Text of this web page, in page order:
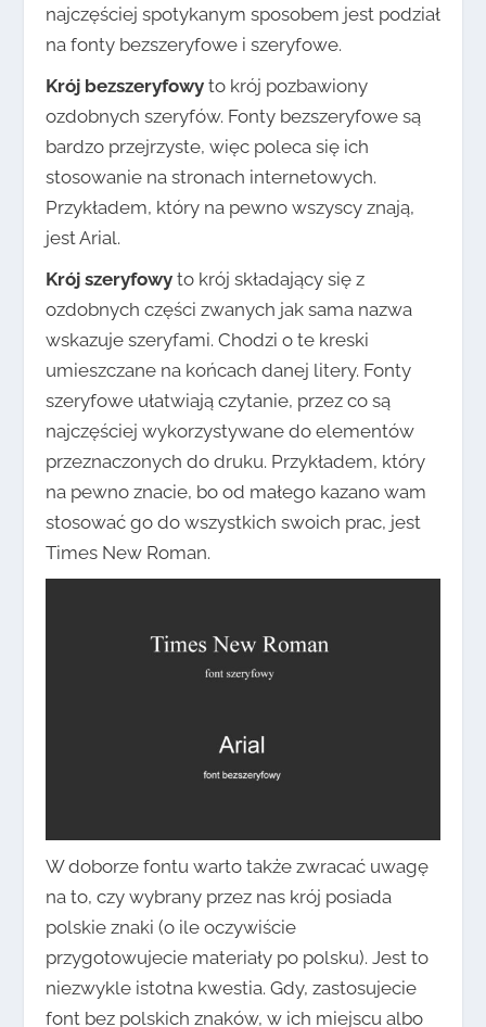
najczęściej spotykanym sposobem jest podział
na fonty bezszeryfowe i szeryfowe.
Krój bezszeryfowy to krój pozbawiony
ozdobnych szeryfów. Fonty bezszeryfowe są
bardzo przejrzyste, więc poleca się ich
stosowanie na stronach internetowych.
Przykładem, który na pewno wszyscy znają,
jest Arial.
Krój szeryfowy to krój składający się z
ozdobnych części zwanych jak sama nazwa
wskazuje szeryfami. Chodzi o te kreski
umieszczane na końcach danej litery. Fonty
szeryfowe ułatwiają czytanie, przez co są
najczęściej wykorzystywane do elementów
przeznaczonych do druku. Przykładem, który
na pewno znacie, bo od małego kazano wam
stosować go do wszystkich swoich prac, jest
Times New Roman.
W doborze fontu warto także zwracać uwagę
na to, czy wybrany przez nas krój posiada
polskie znaki (o ile oczywiście
przygotowujecie materiały po polsku). Jest to
niezwykle istotna kwestia. Gdy, zastosujecie
font bez polskich znaków, w ich miejscu albo